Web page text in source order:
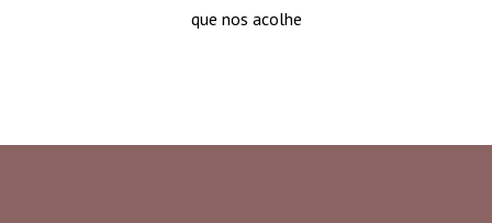
que nos acolhe